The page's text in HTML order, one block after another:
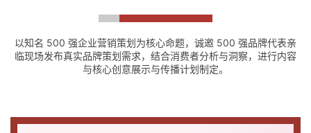
以知名 500 强企业营销策划为核心命题，诚邀 500 强品牌代表亲
临现场发布真实品牌策划需求，结合消费者分析与洞察，进行内容
与核心创意展示与传播计划制定。